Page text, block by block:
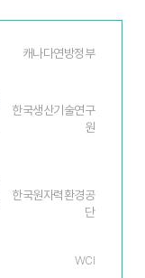
캐나다연방정부
한국생산기술연구
원
한국원자력환경공
단
WCI